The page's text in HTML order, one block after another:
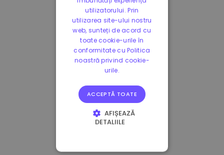
utilizatorului. Prin
utilizarea site-ului nostru
web, sunteți de acord cu
toate cookie-urile în
conformitate cu Politica
noastră privind cookie-
urile.
ACCEPTĂ TOATE
AFIȘEAZĂ
DETALIILE